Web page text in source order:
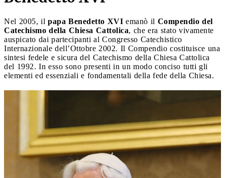
Nel 2005, il papa Benedetto XVI emanò il Compendio del
Catechismo della Chiesa Cattolica, che era stato vivamente
auspicato dai partecipanti al Congresso Catechistico
Internazionale dell’Ottobre 2002. Il Compendio costituisce una
sintesi fedele e sicura del Catechismo della Chiesa Cattolica
del 1992. In esso sono presenti in un modo conciso tutti gli
elementi ed essenziali e fondamentali della fede della Chiesa.